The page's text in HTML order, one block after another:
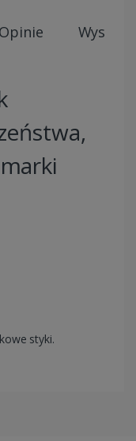
Opinie Wysyłki
styki.